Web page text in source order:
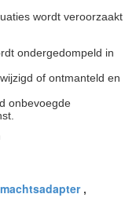
wordt veroorzaakt
ondergedompeld in
of ontmanteld en
,